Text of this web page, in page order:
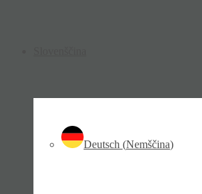
Deutsch (Nemščina)